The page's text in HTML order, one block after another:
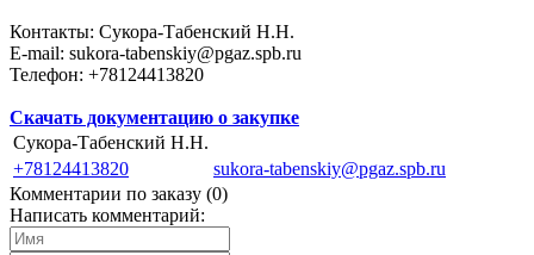
Контакты: Сукора-Табенский Н.Н.
E-mail: sukora-tabenskiy@pgaz.spb.ru
Телефон: +78124413820
Скачать документацию о закупке
Сукора-Табенский Н.Н.
+78124413820
sukora-tabenskiy@pgaz.spb.ru
Комментарии по заказу (0)
Написать комментарий: